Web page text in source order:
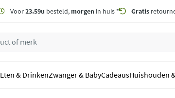
Voor23.59u besteld, morgen in huis * Gratis
Eten & DrinkenZwanger & BabyCadeausHuishouden